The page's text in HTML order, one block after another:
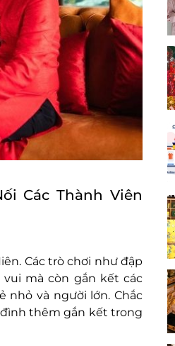
Các Thành Viên
Các trò chơi như đập
mà còn gắn kết các
nhỏ và người lớn. Chắc
đình thêm gắn kết trong